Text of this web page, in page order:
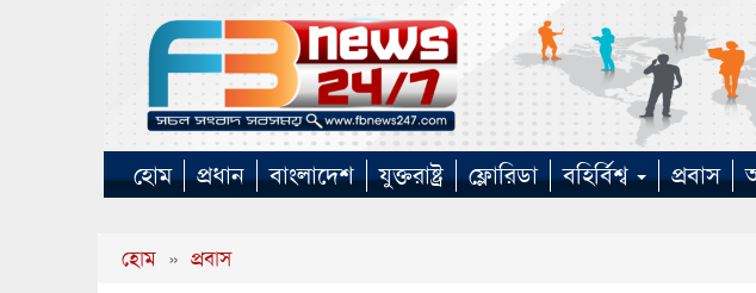
হোম প্রধান বাংলাদেশ যুক্তরাষ্ট্র ফ্লোরিডা বহির্বিশ্ব প্রবাস
হোম » প্রবাস